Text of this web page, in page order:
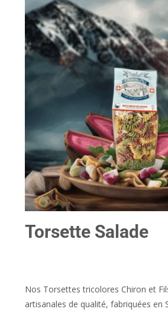
Torsette Salade
Nos Torsettes tricolores Chiron et
artisanales de qualité, fabriquées en